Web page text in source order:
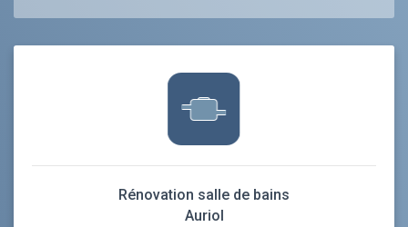
Rénovation salle de bains
Auriol